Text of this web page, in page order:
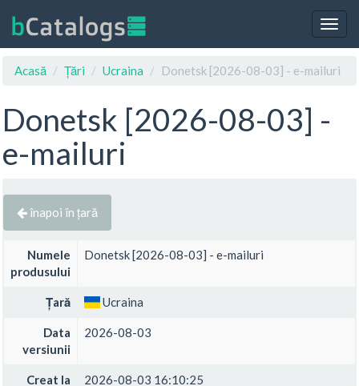
Acasă
Țări Ucraina Donetsk [2026-08-03] - e-mailuri
Donetsk [2026-08-03] -
e-mailuri
înapoi în țară
Numele
produsului
Donetsk [2026-08-03] - e-mailuri
Țară Ucraina
Data
versiunii
2026-08-03
Creat la 2026-08-03 16:10:25